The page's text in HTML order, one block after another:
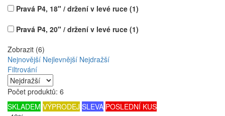
Pravá P4, 18" / držení v levé ruce (1)
Pravá P4, 20" / držení v levé ruce (1)
Zobrazit (6)
Nejnovější Nejlevnější Nejdražší
Filtrování
Počet produktů: 6
SKLADEM VÝPRODEJ SLEVA POSLEDNÍ KUS